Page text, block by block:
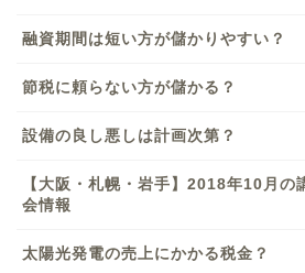
融資期間は短い方が儲かりやすい？
節税に頼らない方が儲かる？
設備の良し悪しは計画次第？
【大阪・札幌・岩手】2018年10月の
会情報
太陽光発電の売上にかかる税金？